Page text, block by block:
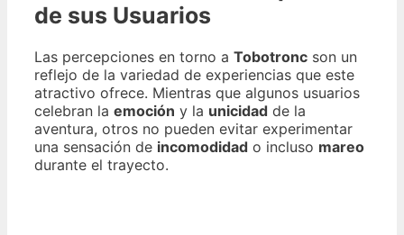
de sus Usuarios
Las percepciones en torno a Tobotronc son un
reflejo de la variedad de experiencias que este
atractivo ofrece. Mientras que algunos usuarios
celebran la emoción y la unicidad de la
aventura, otros no pueden evitar experimentar
una sensación de incomodidad o incluso mareo
durante el trayecto.